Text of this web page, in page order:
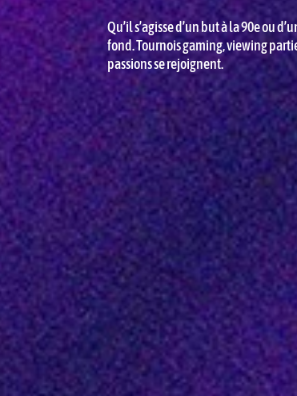
Qu’il s’agisse d’un but à la 90e ou
fond. Tournois gaming, viewing
passions se rejoignent.